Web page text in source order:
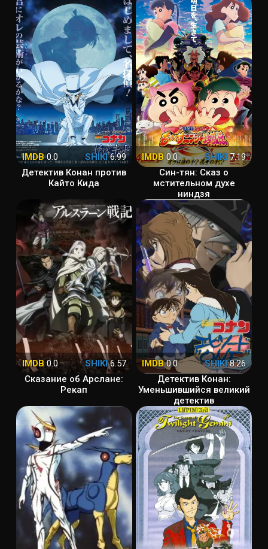
IMDB0.0 SHIKI6.99
Детектив Конан против
Кайто Кида
IMDB 0.0 SHIKI7.19
Син-тян: Сказ о
мстительном духе
ниндзя
IMDB0.0 SHIKI6.57
Сказание об Арслане:
Рекап
IMDB0.0 SHIKI8.26
Детектив Конан:
Уменьшившийся великий
детектив